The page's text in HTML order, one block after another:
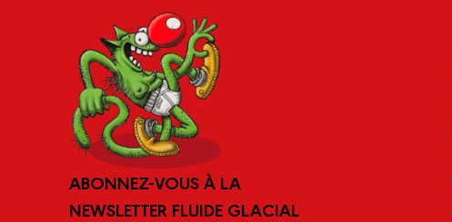
ABONNEZ-VOUS À LA
NEWSLETTER FLUIDE GLACIAL